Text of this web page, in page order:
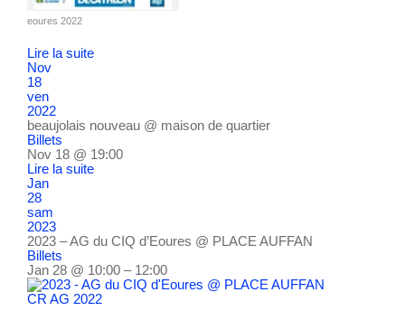
eoures 2022
Lire la suite
Nov
18
ven
2022
beaujolais nouveau @ maison de quartier
Billets
Nov 18 @ 19:00
Lire la suite
Jan
28
sam
2023
2023 – AG du CIQ d’Eoures @ PLACE AUFFAN
Billets
Jan 28 @ 10:00 – 12:00
CR AG 2022